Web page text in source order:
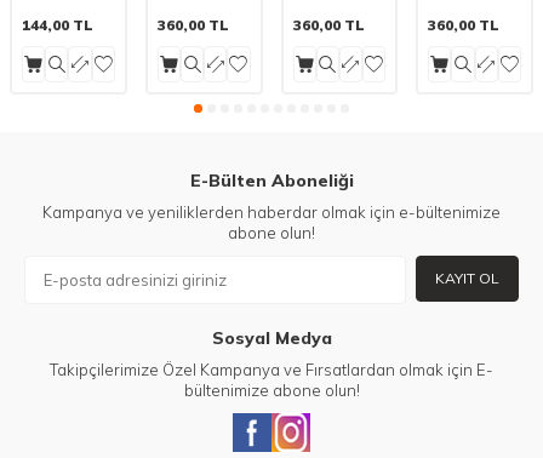
144,00 TL
Adet
360,00TL
cm 6 Adet
360,00TL
Adet
360,00 TL
E-Bülten Aboneliği
Kampanya ve yeniliklerden haberdar olmak için e-bültenimize
abone olun!
KAYIT OL
Sosyal Medya
Takipçilerimize Özel Kampanya ve Fırsatlardan olmak için E-
bültenimize abone olun!